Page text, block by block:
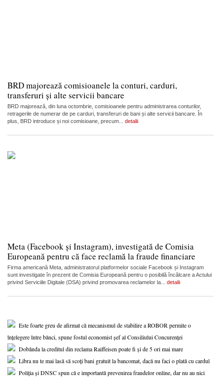
BRD majorează comisioanele la conturi, carduri,
transferuri și alte servicii bancare
BRD majorează, din luna octombrie, comisioanele pentru administrarea conturilor,
retragerile de numerar de pe carduri, transferuri de bani și alte servicii bancare. În
plus, BRD introduce și noi comisioane, precum... detalii
Meta (Facebook și Instagram), investigată de Comisia
Europeană pentru că face reclamă la fraude financiare
Firma americană Meta, administratorul platformelor sociale Facebook și Instagram
sunt investigate în prezent de Comisia Europeană pentru o posibilă încălcare a Actului
privind Serviciile Digitale (DSA) privind promovarea reclamelor la... detalii
Este foarte greu de afirmat că mecanismul de stabilire a ROBOR permite o
înțelegere între bănci, spune fostul economist șef al Consiliului Concurenței
Dobânda la creditul din reclama Raiffeisen poate fi și de 5 ori mai mare
Libra nu te mai lasă să scoți bani gratuit la bancomat, dacă nu faci o plată cu cardul
Poliția și DNSC spun că e importantă prevenirea fraudelor online, dar nu au nici